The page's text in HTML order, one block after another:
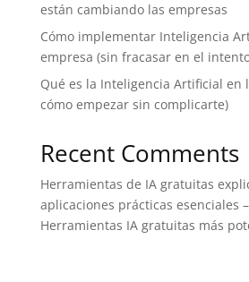
están cambiando las empresas
Cómo implementar Inteligencia
empresa (sin fracasar en el
Qué es la Inteligencia Artificial en
cómo empezar sin complicarte)
Recent Comments
Herramientas de IA gratuitas
aplicaciones prácticas esenciales
Herramientas IA gratuitas más